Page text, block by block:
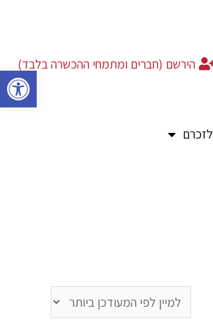
פתח
הירשם (חברים ומתמחי ההכשרה בלבד)
לזכרם